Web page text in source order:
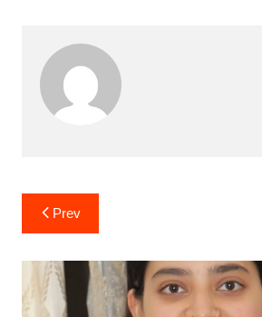
Post
navigation
Prev